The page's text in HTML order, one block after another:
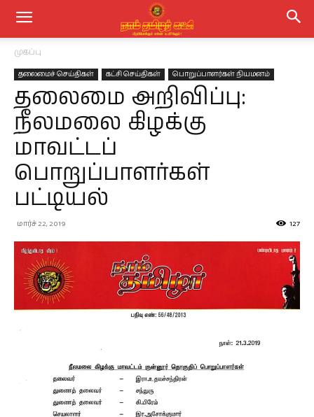
முகப்பு
தலைமைச் செய்திகள் கட்சி செய்திகள் பொறுப்பாளர்கள் நியமனம்
தலைமை அறிவிப்பு:
நீலமலை கிழக்கு
மாவட்டப்
பொறுப்பாளர்கள்
பட்டியல்
மார்ச் 22, 2019 127